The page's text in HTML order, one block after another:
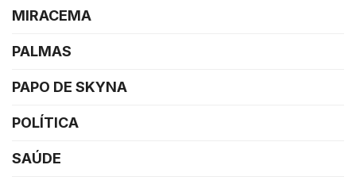
MIRACEMA
PALMAS
PAPO DE SKYNA
POLÍTICA
SAÚDE